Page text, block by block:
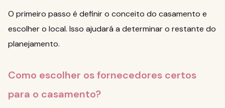
O primeiro passo é definir o conceito do casamento e
escolher o local. Isso ajudará a determinar o restante do
planejamento.
Como escolher os fornecedores certos
para o casamento?